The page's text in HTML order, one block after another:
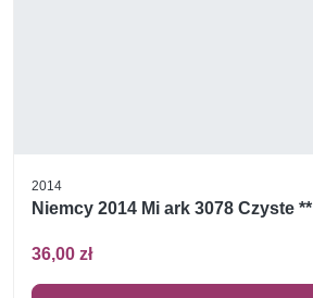
2014
Niemcy 2014 Mi ark 3078 Czyste **
36,00 zł